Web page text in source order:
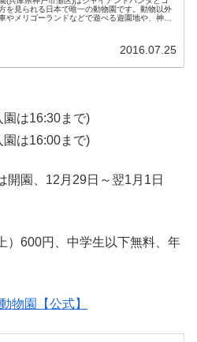
を見られる日本で唯一の動物園です。動物以外
やメリゴーランドなどで遊べる遊園地や、神戸
2016.07.25
は16:30まで)
園は16:00まで)
開園、12月29日～翌1月1日
）600円、中学生以下無料、年
物園【公式】